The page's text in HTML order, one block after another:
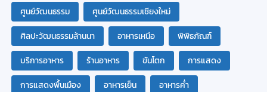
ศูนย์วัฒนธรรม
ศูนย์วัฒนธรรมเชียงใหม่
ศิลปะวัฒนธรรมล้านนา
อาหารเหนือ
พิพิธภัณฑ์
บริการอาหาร
ร้านอาหาร ขันโตก
การแสดง
การแสดงพื้นเมือง
อาหารเย็น
อาหารค่ำ